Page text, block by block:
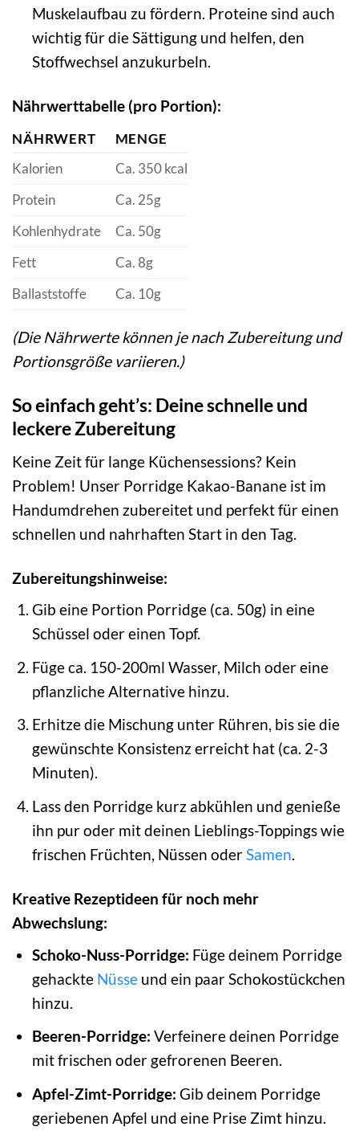
Muskelaufbau zu fördern. Proteine sind auch
wichtig für die Sättigung und helfen, den
Stoffwechsel anzukurbeln.
Nährwerttabelle (pro Portion):
NÄHRWERT
MENGE
Kalorien
Ca. 350 kcal
Protein
Ca. 25g
Kohlenhydrate
Ca. 50g
Fett
Ca. 8g
Ballaststoffe
Ca. 10g
(Die Nährwerte können je nach Zubereitung und
Portionsgröße variieren.)
So einfach geht’s: Deine schnelle und
leckere Zubereitung
Keine Zeit für lange Küchensessions? Kein
Problem! Unser Porridge Kakao-Banane ist im
Handumdrehen zubereitet und perfekt für einen
schnellen und nahrhaften Start in den Tag.
Zubereitungshinweise:
Gib eine Portion Porridge (ca. 50g) in eine
Schüssel oder einen Topf.
Füge ca. 150-200ml Wasser, Milch oder eine
pflanzliche Alternative hinzu.
Erhitze die Mischung unter Rühren, bis sie die
gewünschte Konsistenz erreicht hat (ca. 2-3
Minuten).
Lass den Porridge kurz abkühlen und genieße
ihn pur oder mit deinen Lieblings-Toppings wie
frischen Früchten, Nüssen oderSamen.
Kreative Rezeptideen für noch mehr
Abwechslung:
Schoko-Nuss-Porridge: Füge deinem Porridge
gehackte Nüsseund ein paar Schokostückchen
hinzu.
Beeren-Porridge: Verfeinere deinen Porridge
mit frischen oder gefrorenen Beeren.
Apfel-Zimt-Porridge: Gib deinem Porridge
geriebenen Apfel und eine Prise Zimt hinzu.